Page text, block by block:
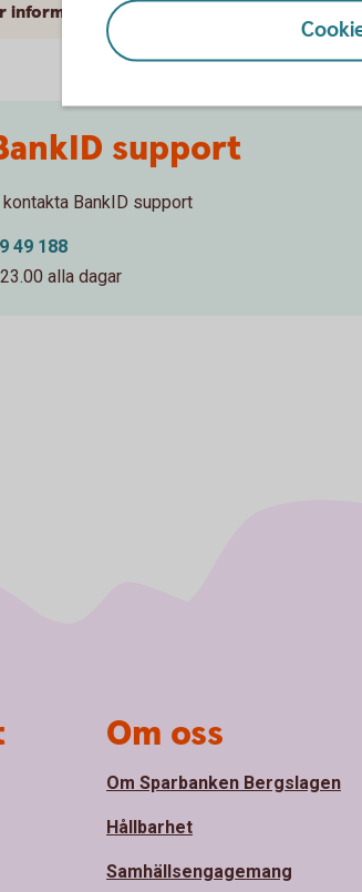
information på datorn om ärenden jag
support
BankID support
49 188
alla dagar
Om oss
Om Sparbanken Bergslagen
Hållbarhet
Samhällsengagemang